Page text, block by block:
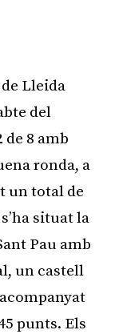
Lleida
del
de 8 amb
ronda, a
un total de
situat la
Pau amb
un castell
punts. Els